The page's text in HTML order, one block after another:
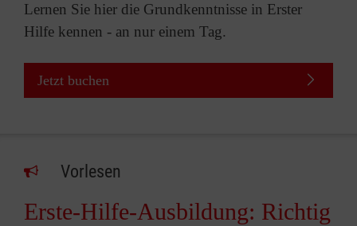
Lernen Sie hier die Grundkenntnisse in Erster
Hilfe kennen - an nur einem Tag.
Jetzt buchen
Vorlesen
Erste-Hilfe-Ausbildung: Richtig